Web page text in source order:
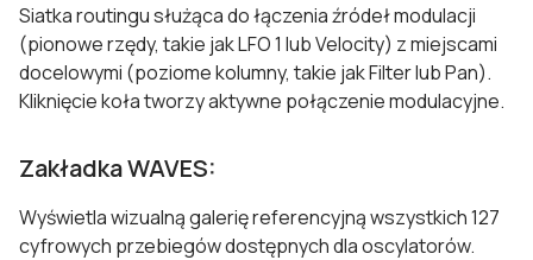
Siatka routingu służąca do łączenia źródeł modulacji
(pionowe rzędy, takie jak LFO 1 lub Velocity) z miejscami
docelowymi (poziome kolumny, takie jak Filter lub Pan).
Kliknięcie koła tworzy aktywne połączenie modulacyjne.
Zakładka WAVES:
Wyświetla wizualną galerię referencyjną wszystkich 127
cyfrowych przebiegów dostępnych dla oscylatorów.